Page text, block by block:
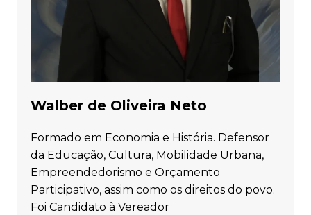
Walber de Oliveira Neto
Formado em Economia e História. Defensor
da Educação, Cultura, Mobilidade Urbana,
Empreendedorismo e Orçamento
Participativo, assim como os direitos do povo.
Foi Candidato à Vereador